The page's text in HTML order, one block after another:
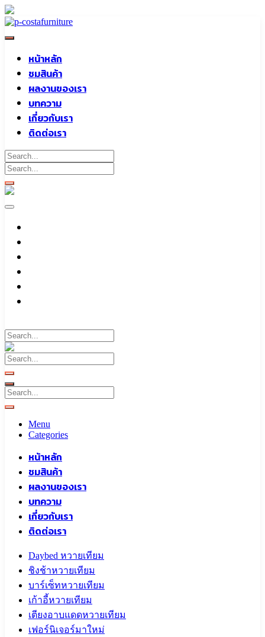
Skip
content
หน้าหลัก
ชมสินค้า
ผลงานของเรา
บทความ
เกี่ยวกับเรา
ติดต่อเรา
Menu
Categories
หน้าหลัก
ชมสินค้า
ผลงานของเรา
บทความ
เกี่ยวกับเรา
ติดต่อเรา
Daybed หวายเทียม
ชิงช้าหวายเทียม
บาร์เซ็ทหวายเทียม
เก้าอี้หวายเทียม
เตียงอาบแดดหวายเทียม
เฟอร์นิเจอร์มาใหม่